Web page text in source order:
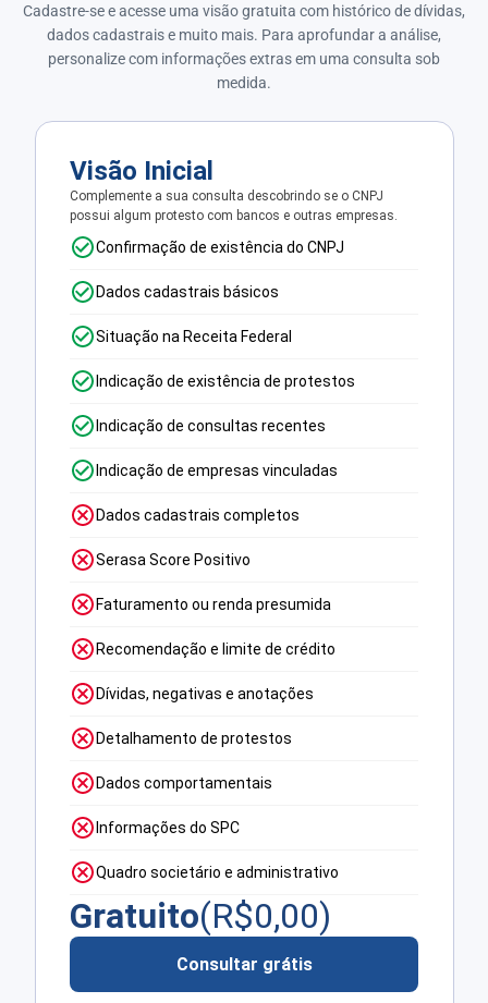
Cadastre-se e acesse uma visão gratuita com histórico de dívidas,
dados cadastrais e muito mais. Para aprofundar a análise,
personalize com informações extras em uma consulta sob
medida.
Visão Inicial
Complemente a sua consulta descobrindo se o CNPJ
possui algum protesto com bancos e outras empresas.
Confirmação de existência do CNPJ
Dados cadastrais básicos
Situação na Receita Federal
Indicação de existência de protestos
Indicação de consultas recentes
Indicação de empresas vinculadas
Dados cadastrais completos
Serasa Score Positivo
Faturamento ou renda presumida
Recomendação e limite de crédito
Dívidas, negativas e anotações
Detalhamento de protestos
Dados comportamentais
Informações do SPC
Quadro societário e administrativo
Gratuito(R$0,00)
Consultar grátis